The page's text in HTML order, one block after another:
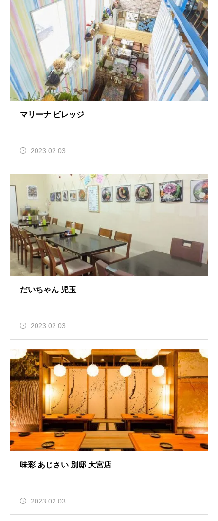
マリーナ ビレッジ
2023.02.03
だいちゃん 児玉
2023.02.03
味彩 あじさい 別邸 大宮店
2023.02.03